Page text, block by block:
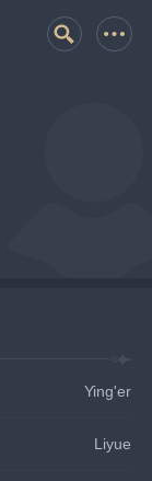
Ying'er
Liyue